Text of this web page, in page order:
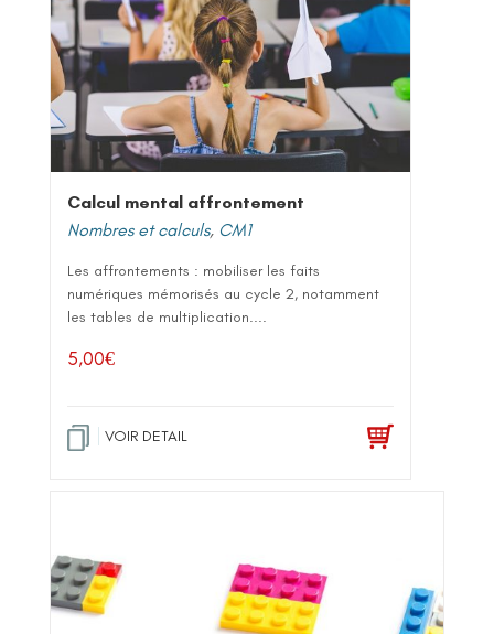
Calcul mental affrontement
Nombres et calculs, CM1
Les affrontements : mobiliser les faits
numériques mémorisés au cycle 2, notamment
les tables de multiplication....
5,00€
VOIR DETAIL